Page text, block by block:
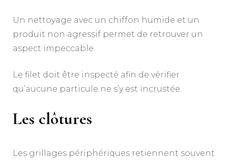
Un nettoyage avec un chiffon humide et un
produit non agressif permet de retrouver un
aspect impeccable.
Le filet doit être inspecté afin de vérifier
qu’aucune particule ne s’y est incrustée.
Les clôtures
Les grillages périphériques retiennent souvent